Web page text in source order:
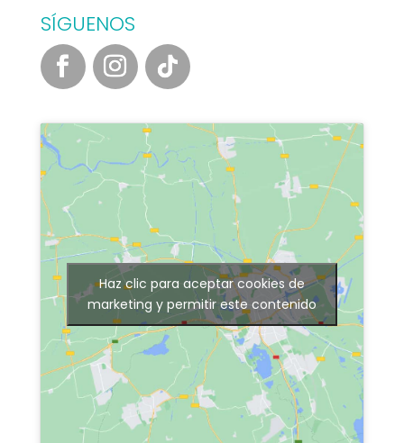
SÍGUENOS
Haz clic para aceptar cookies de
marketing y permitir este contenido